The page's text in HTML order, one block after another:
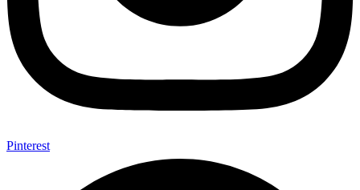
Pinterest